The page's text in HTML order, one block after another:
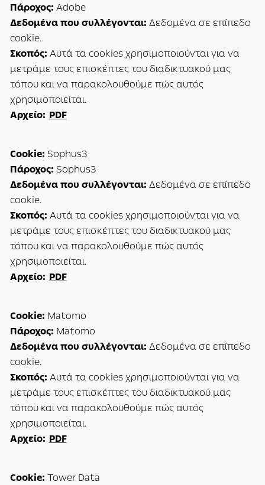
Πάροχος: Adobe
Δεδομένα που συλλέγονται: Δεδομένα σε επίπεδο
cookie.
Σκοπός: Αυτά τα cookies χρησιμοποιούνται για να
μετράμε τους επισκέπτες του διαδικτυακού μας
τόπου και να παρακολουθούμε πώς αυτός
χρησιμοποιείται.
Αρχείο: PDF
Cookie: Sophus3
Πάροχος: Sophus3
Δεδομένα που συλλέγονται: Δεδομένα σε επίπεδο
cookie.
Σκοπός: Αυτά τα cookies χρησιμοποιούνται για να
μετράμε τους επισκέπτες του διαδικτυακού μας
τόπου και να παρακολουθούμε πώς αυτός
χρησιμοποιείται.
Αρχείο: PDF
Cookie: Matomo
Πάροχος: Matomo
Δεδομένα που συλλέγονται: Δεδομένα σε επίπεδο
cookie.
Σκοπός: Αυτά τα cookies χρησιμοποιούνται για να
μετράμε τους επισκέπτες του διαδικτυακού μας
τόπου και να παρακολουθούμε πώς αυτός
χρησιμοποιείται.
Αρχείο: PDF
Cookie: Tower Data